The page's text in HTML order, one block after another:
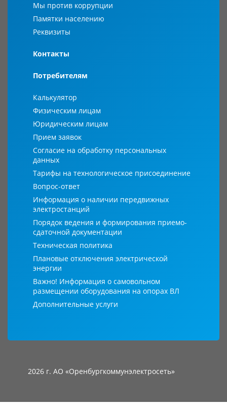
Мы против коррупции
Памятки населению
Реквизиты
Контакты
Потребителям
Калькулятор
Физическим лицам
Юридическим лицам
Прием заявок
Согласие на обработку персональных
данных
Тарифы на технологическое присоединение
Вопрос-ответ
Информация о наличии передвижных
электростанций
Порядок ведения и формирования приемо-
сдаточной документации
Техническая политика
Плановые отключения электрической
энергии
Важно! Информация о самовольном
размещении оборудования на опорах ВЛ
Дополнительные услуги
2026 г. АО «Оренбургкоммунэлектросеть»